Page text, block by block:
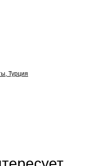
Турция